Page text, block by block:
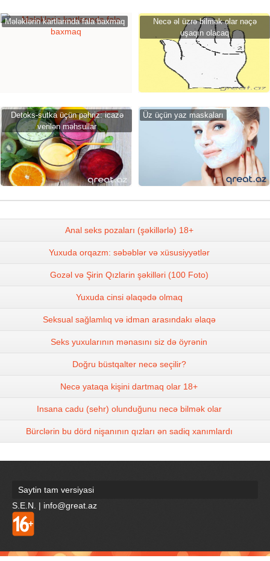
Mələklərin kartlarında fala baxmaq
Necə əl üzrə bilmək olar nəçə
uşaqın olacaq
Detoks-sutka üçün pəhriz: icazə
verilən məhsullar
Üz üçün yaz maskaları
Anal seks pozaları (şəkillərlə) 18+
Yuxuda orqazm: səbəblər və xüsusiyyətlər
Gozəl və Şirin Qızlarin şəkilləri (100 Foto)
Yuxuda cinsi əlaqədə olmaq
Seksual sağlamlıq və idman arasındakı əlaqə
Seks yuxularının mənasını siz də öyrənin
Doğru büstqalter necə seçilir?
Necə yataqa kişini dartmaq olar 18+
Insana cadu (sehr) olunduğunu necə bilmək olar
Bürclərin bu dörd nişanının qızları ən sadiq xanımlardı
Saytin tam versiyasi
S.E.N. | info@great.az